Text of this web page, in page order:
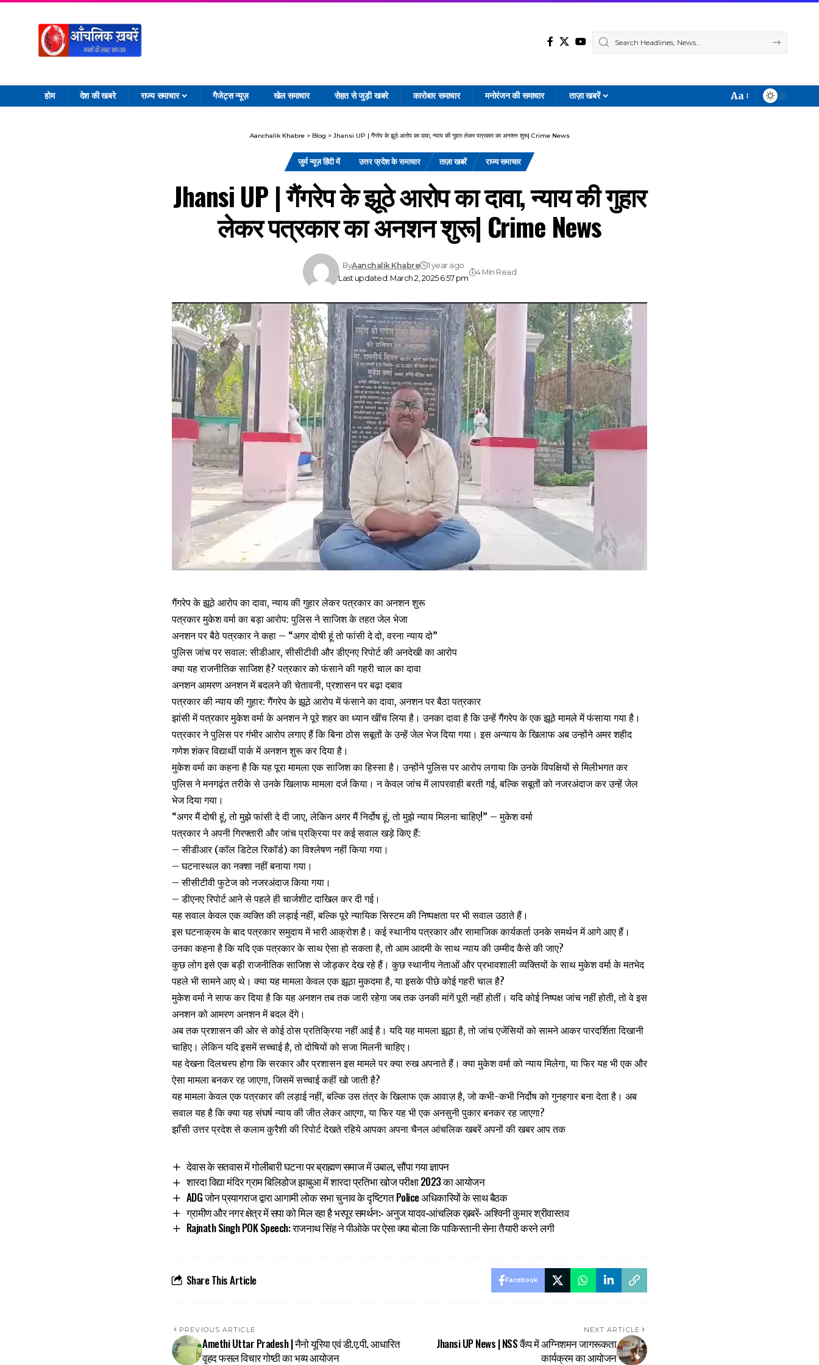
होम देश की खबरे राज्य समाचार गैजेट्स न्यूज़ खेल समाचार सेहत से जुड़ी खबरे कारोबार समाचार मनोरंजन की समाचार ताज़ा खबरें
Font
Aa
Aanchalik Khabre> Blog > Jhansi UP | गैंगरेप के झूठे आरोप का दावा, न्याय की गुहार लेकर पत्रकार का अनशन शुरू| Crime News
जुर्म न्यूज़ हिंदी में उत्तर प्रदेश के समाचार ताज़ा खबरें राज्य समाचार
Jhansi UP | गैंगरेप के झूठे आरोप का दावा, न्याय की गुहार
लेकर पत्रकार का अनशन शुरू| Crime News
Last updated: March 2, 2025 6:57 pm
ByAanchalik Khabre 1 year ago
4 Min Read
गैंगरेप के झूठे आरोप का दावा, न्याय की गुहार लेकर पत्रकार का अनशन शुरू
पत्रकार मुकेश वर्मा का बड़ा आरोप: पुलिस ने साजिश के तहत जेल भेजा
अनशन पर बैठे पत्रकार ने कहा – “अगर दोषी हूं तो फांसी दे दो, वरना न्याय दो”
पुलिस जांच पर सवाल: सीडीआर, सीसीटीवी और डीएनए रिपोर्ट की अनदेखी का आरोप
क्या यह राजनीतिक साजिश है? पत्रकार को फंसाने की गहरी चाल का दावा
अनशन आमरण अनशन में बदलने की चेतावनी, प्रशासन पर बढ़ा दबाव
पत्रकार की न्याय की गुहार: गैंगरेप के झूठे आरोप में फंसाने का दावा, अनशन पर बैठा पत्रकार
झांसी में पत्रकार मुकेश वर्मा के अनशन ने पूरे शहर का ध्यान खींच लिया है। उनका दावा है कि उन्हें गैंगरेप के एक झूठे मामले में फंसाया गया है।
पत्रकार ने पुलिस पर गंभीर आरोप लगाए हैं कि बिना ठोस सबूतों के उन्हें जेल भेज दिया गया। इस अन्याय के खिलाफ अब उन्होंने अमर शहीद
गणेश शंकर विद्यार्थी पार्क में अनशन शुरू कर दिया है।
मुकेश वर्मा का कहना है कि यह पूरा मामला एक साजिश का हिस्सा है। उन्होंने पुलिस पर आरोप लगाया कि उनके विपक्षियों से मिलीभगत कर
पुलिस ने मनगढ़ंत तरीके से उनके खिलाफ मामला दर्ज किया। न केवल जांच में लापरवाही बरती गई, बल्कि सबूतों को नजरअंदाज कर उन्हें जेल
भेज दिया गया।
“अगर मैं दोषी हूं, तो मुझे फांसी दे दी जाए, लेकिन अगर मैं निर्दोष हूं, तो मुझे न्याय मिलना चाहिए!” – मुकेश वर्मा
पत्रकार ने अपनी गिरफ्तारी और जांच प्रक्रिया पर कई सवाल खड़े किए हैं:
– सीडीआर (कॉल डिटेल रिकॉर्ड) का विश्लेषण नहीं किया गया।
– घटनास्थल का नक्शा नहीं बनाया गया।
– सीसीटीवी फुटेज को नजरअंदाज किया गया।
– डीएनए रिपोर्ट आने से पहले ही चार्जशीट दाखिल कर दी गई।
यह सवाल केवल एक व्यक्ति की लड़ाई नहीं, बल्कि पूरे न्यायिक सिस्टम की निष्पक्षता पर भी सवाल उठाते हैं।
इस घटनाक्रम के बाद पत्रकार समुदाय में भारी आक्रोश है। कई स्थानीय पत्रकार और सामाजिक कार्यकर्ता उनके समर्थन में आगे आए हैं।
उनका कहना है कि यदि एक पत्रकार के साथ ऐसा हो सकता है, तो आम आदमी के साथ न्याय की उम्मीद कैसे की जाए?
कुछ लोग इसे एक बड़ी राजनीतिक साजिश से जोड़कर देख रहे हैं। कुछ स्थानीय नेताओं और प्रभावशाली व्यक्तियों के साथ मुकेश वर्मा के मतभेद
पहले भी सामने आए थे। क्या यह मामला केवल एक झूठा मुकदमा है, या इसके पीछे कोई गहरी चाल है?
मुकेश वर्मा ने साफ कर दिया है कि यह अनशन तब तक जारी रहेगा जब तक उनकी मांगें पूरी नहीं होतीं। यदि कोई निष्पक्ष जांच नहीं होती, तो वे इस
अनशन को आमरण अनशन में बदल देंगे।
अब तक प्रशासन की ओर से कोई ठोस प्रतिक्रिया नहीं आई है। यदि यह मामला झूठा है, तो जांच एजेंसियों को सामने आकर पारदर्शिता दिखानी
चाहिए। लेकिन यदि इसमें सच्चाई है, तो दोषियों को सजा मिलनी चाहिए।
यह देखना दिलचस्प होगा कि सरकार और प्रशासन इस मामले पर क्या रुख अपनाते हैं। क्या मुकेश वर्मा को न्याय मिलेगा, या फिर यह भी एक और
ऐसा मामला बनकर रह जाएगा, जिसमें सच्चाई कहीं खो जाती है?
यह मामला केवल एक पत्रकार की लड़ाई नहीं, बल्कि उस तंत्र के खिलाफ एक आवाज़ है, जो कभी-कभी निर्दोष को गुनहगार बना देता है। अब
सवाल यह है कि क्या यह संघर्ष न्याय की जीत लेकर आएगा, या फिर यह भी एक अनसुनी पुकार बनकर रह जाएगा?
झाँसी उत्तर प्रदेश से कलाम कुरैशी की रिपोर्ट देखते रहिये आपका अपना चैनल आंचलिक खबरें अपनों की खबर आप तक
देवास के सतवास में गोलीबारी घटना पर ब्राह्मण समाज में उबाल, सौंपा गया ज्ञापन
शारदा विद्या मंदिर ग्राम बिलिडोज झाबुआ में शारदा प्रतिभा खोज परीक्षा 2023 का आयोजन
ADG जोन प्रयागराज द्वारा आगामी लोक सभा चुनाव के दृष्टिगत Police अधिकारियों के साथ बैठक
ग्रामीण और नगर क्षेत्र में सपा को मिल रहा है भरपूर समर्थन:- अनुज यादव-आंचलिक ख़बरें- अश्विनी कुमार श्रीवास्तव
Rajnath Singh POK Speech: राजनाथ सिंह ने पीओके पर ऐसा क्या बोला कि पाकिस्तानी सेना तैयारी करने लगी
Share This Article Facebook
PREVIOUS ARTICLE
Amethi Uttar Pradesh | नैनो यूरिया एवं डी.ए.पी. आधारित
वृहद फसल विचार गोष्ठी का भव्य आयोजन
NEXT ARTICLE
Jhansi UP News | NSS कैंप में अग्निशमन जागरूकता
कार्यक्रम का आयोजन